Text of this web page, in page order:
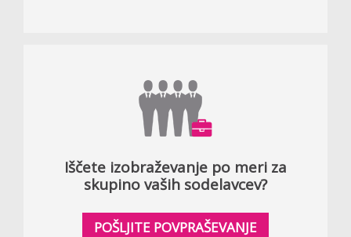
Iščete izobraževanje po meri za
skupino vaših sodelavcev?
POŠLJITE POVPRAŠEVANJE